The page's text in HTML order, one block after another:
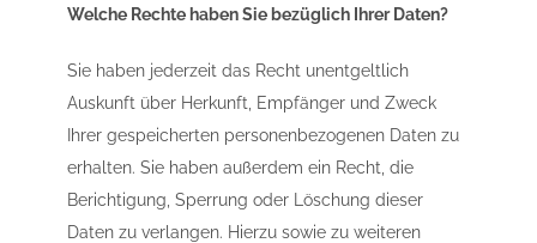
Welche Rechte haben Sie bezüglich Ihrer Daten?
Sie haben jederzeit das Recht unentgeltlich
Auskunft über Herkunft, Empfänger und Zweck
Ihrer gespeicherten personenbezogenen Daten zu
erhalten. Sie haben außerdem ein Recht, die
Berichtigung, Sperrung oder Löschung dieser
Daten zu verlangen. Hierzu sowie zu weiteren